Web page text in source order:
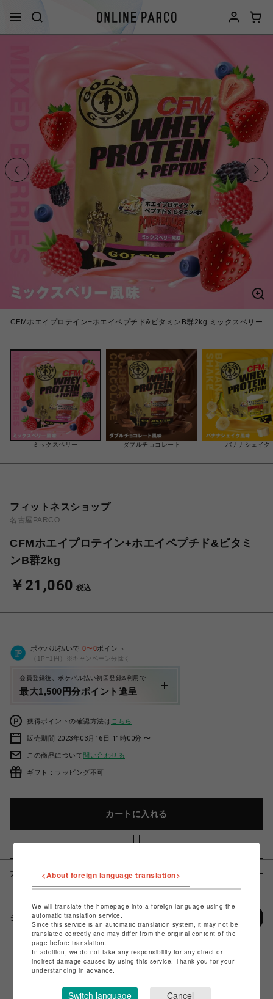
CFMホエイプロテイン+ホエイペプチド&ビタミンB群2kg ミックスベリー
ミックスベリー ダブルチョコレート バナナシェイク
フィットネスショップ
名古屋PARCO
CFMホエイプロテイン+ホエイペプチド&ビタミ
ンB群2kg
￥21,060 税込
ポケパル払いで 0〜0ポイント
（1P=1円）※キャンペーン分除く
会員登録後、ポケパル払い初回登録&利用で
最大1,500円分ポイント進呈
獲得ポイントの確認方法は こちら
販売期間 2023年03月16日 11時00分 〜
この商品について問い合わせる
ギフト：ラッピング不可
カートに入れる
アイテム説明 / 素材
シェアする
<About foreign language translation>
We will translate the homepage into a foreign language using the
automatic translation service.
Since this service is an automatic translation system, it may not be
translated correctly and may differ from the original content of the
page before translation.
In addition, we do not take any responsibility for any direct or
indirect damage caused by using this service. Thank you for your
understanding in advance.
Switch language Cancel